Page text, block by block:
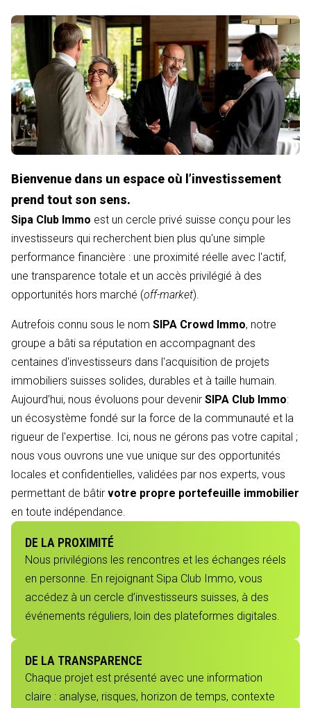
Bienvenue dans un espace où l’investissement
prend tout son sens.
Sipa Club Immo est un cercle privé suisse conçu pour les
investisseurs qui recherchent bien plus qu'une simple
performance financière : une proximité réelle avec l'actif,
une transparence totale et un accès privilégié à des
opportunités hors marché (off-market).
Autrefois connu sous le nom SIPA Crowd Immo, notre
groupe a bâti sa réputation en accompagnant des
centaines d'investisseurs dans l'acquisition de projets
immobiliers suisses solides, durables et à taille humain.
Aujourd’hui, nous évoluons pour devenir SIPA Club Immo:
un écosystème fondé sur la force de la communauté et la
rigueur de l'expertise. Ici, nous ne gérons pas votre capital ;
nous vous ouvrons une vue unique sur des opportunités
locales et confidentielles, validées par nos experts, vous
permettant de bâtir votre propre portefeuille immobilier
en toute indépendance.
DE LA PROXIMITÉ
Nous privilégions les rencontres et les échanges réels
en personne. En rejoignant Sipa Club Immo, vous
accédez à un cercle d’investisseurs suisses, à des
événements réguliers, loin des plateformes digitales.
DE LA TRANSPARENCE
Chaque projet est présenté avec une information
claire : analyse, risques, horizon de temps, contexte